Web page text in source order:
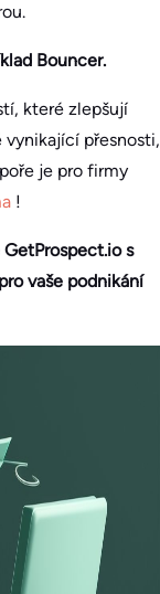
Bouncer.
které zlepšují
přesnosti,
je pro firmy
!
s
vaše podnikání